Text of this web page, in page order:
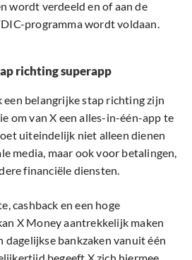
wordt verdeeld en of aan de
programma wordt voldaan.
richting superapp
belangrijke stap richting zijn
om van X een alles-in-één-app te
uiteindelijk niet alleen dienen
media, maar ook voor betalingen,
financiële diensten.
cashback en een hoge
X Money aantrekkelijk maken
dagelijkse bankzaken vanuit één